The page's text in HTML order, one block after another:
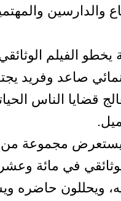
والدارسين
يخطو الفيلم
صاعد وفريد
قضايا الناس
مجموعة من
في مائة
ويحللون حاضره